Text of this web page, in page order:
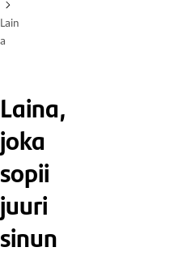
Lain
a
Laina,
joka
sopii
juuri
sinun